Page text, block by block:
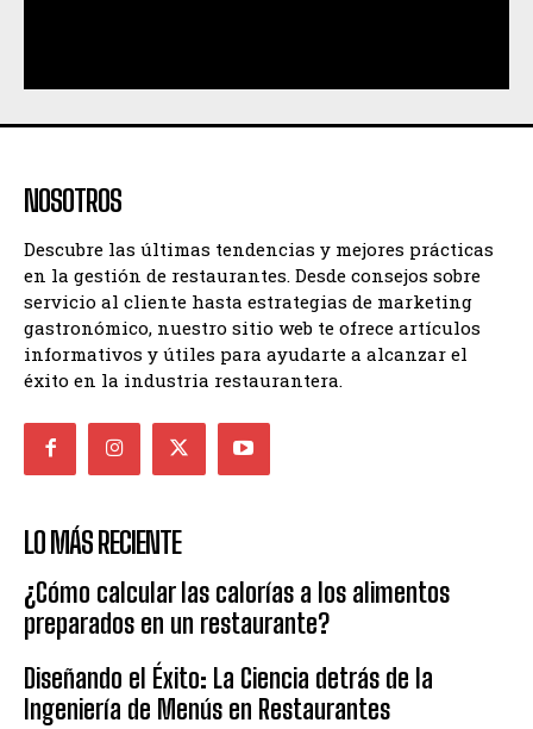
NOSOTROS
Descubre las últimas tendencias y mejores prácticas
en la gestión de restaurantes. Desde consejos sobre
servicio al cliente hasta estrategias de marketing
gastronómico, nuestro sitio web te ofrece artículos
informativos y útiles para ayudarte a alcanzar el
éxito en la industria restaurantera.
LO MÁS RECIENTE
¿Cómo calcular las calorías a los alimentos
preparados en un restaurante?
Diseñando el Éxito: La Ciencia detrás de la
Ingeniería de Menús en Restaurantes